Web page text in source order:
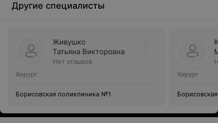
Другие специалисты
Живушко
Татьяна Викторовна
Нет отзывов
Хирург
Борисовская поликлиника №1
Хирург